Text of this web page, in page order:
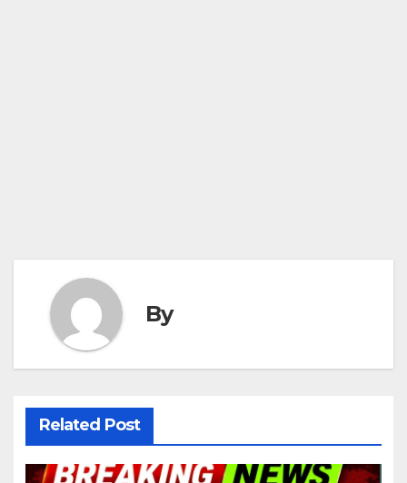
By
Related Post